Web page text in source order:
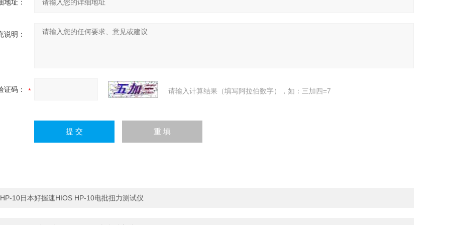
地址：
说明：
证码： 请输入计算结果（填写阿拉伯数字），如：三加四=7
HP-10日本好握速HIOS HP-10电批扭力测试仪